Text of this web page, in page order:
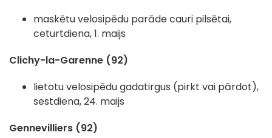
maskētu velosipēdu parāde cauri pilsētai,
ceturtdiena, 1. maijs
Clichy-la-Garenne (92)
lietotu velosipēdu gadatirgus (pirkt vai pārdot),
sestdiena, 24. maijs
Gennevilliers (92)